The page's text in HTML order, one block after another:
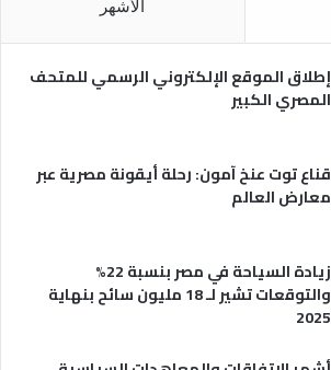
ر
الأشهر
إطلاق الموقع الإلكتروني الرسمي للمتحف
المصري الكبير
قناع توت عنخ آمون: رحلة أيقونة مصرية عبر
معارض العالم
زيادة السياحة في مصر بنسبة 22%
والتوقعات تشير لـ 18 مليون سائح بنهاية
2025